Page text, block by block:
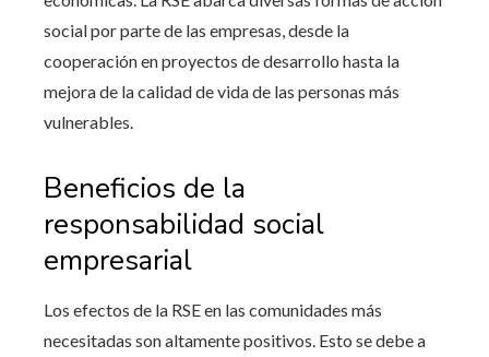
social por parte de las empresas, desde la
cooperación en proyectos de desarrollo hasta la
mejora de la calidad de vida de las personas más
vulnerables.
Beneficios de la
responsabilidad social
empresarial
Los efectos de la RSE en las comunidades más
necesitadas son altamente positivos. Esto se debe a